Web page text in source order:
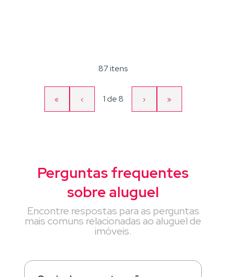
87 itens
Primeira
«
Página
‹ Página
1 de8
Próxima
›
Última
»
Perguntas frequentes
sobre aluguel
Encontre respostas para as perguntas
mais comuns relacionadas ao aluguel de
imóveis.